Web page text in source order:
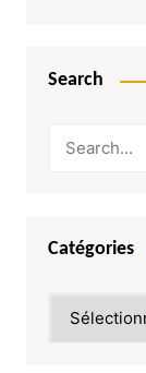
Search
Catégories